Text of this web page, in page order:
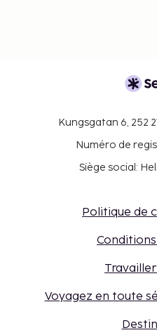
Kungsgatan 6, 252
Numéro de
Siège social:
Politique de
Voyagez en toute